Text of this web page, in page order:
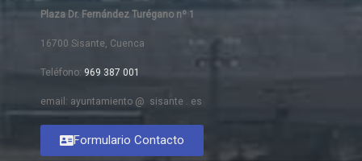
Plaza Dr. Fernández Turégano nº 1
16700 Sisante, Cuenca
Teléfono: 969 387 001
email: ayuntamiento @ sisante . es
Formulario Contacto